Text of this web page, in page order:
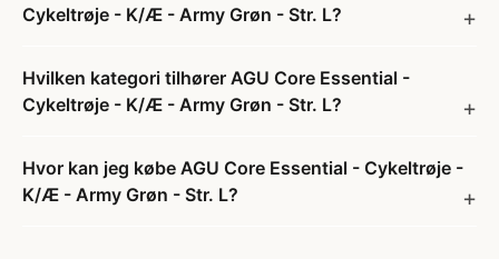
Cykeltrøje - K/Æ - Army Grøn - Str. L?
Hvilken kategori tilhører AGU Core Essential -
Cykeltrøje - K/Æ - Army Grøn - Str. L?
Hvor kan jeg købe AGU Core Essential - Cykeltrøje -
K/Æ - Army Grøn - Str. L?